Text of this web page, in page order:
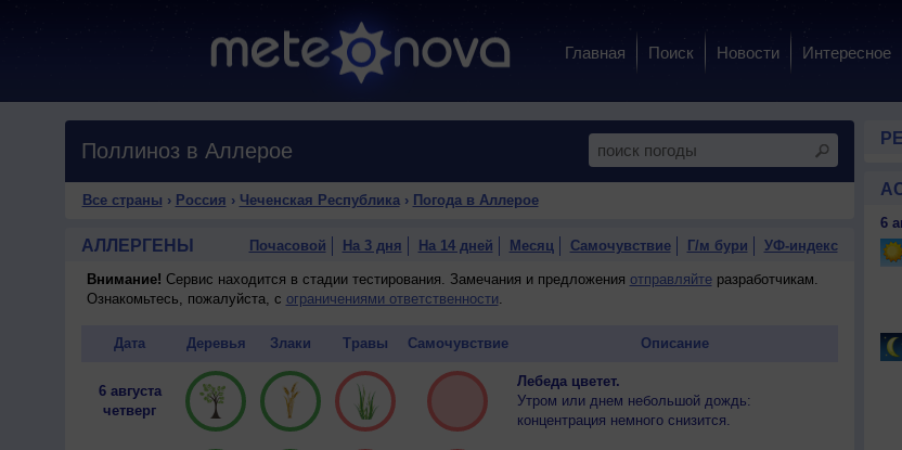
Главная Поиск Новости Интересное
Поллиноз в Аллерое
Все страны › Россия › Чеченская Республика› Погода в Аллерое
АЛЛЕРГЕНЫ Почасовой На 3 дня На 14 дней Месяц Самочувствие Г/м бури УФ-индекс
Внимание! Сервис находится в стадии тестирования. Замечания и предложения отправляйтеразработчикам.
Ознакомьтесь, пожалуйста, с ограничениями ответственности.
Дата Деревья Злаки Травы Самочувствие Описание
6 августа
четверг
Лебеда цветет.
Утром или днем небольшой дождь:
концентрация немного снизится.
6